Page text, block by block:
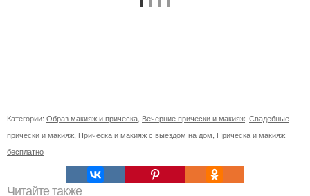
Категории: Образ макияж и прическа Вечерние прически и макияж Свадебные
прически и макияж Прическа и макияж с выездом на дом Прическа и макияж
бесплатно
Читайте также